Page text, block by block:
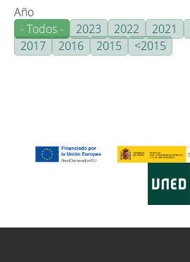
Año
- Todos -
2023 2022 2021
2017
2016 2015 <2015